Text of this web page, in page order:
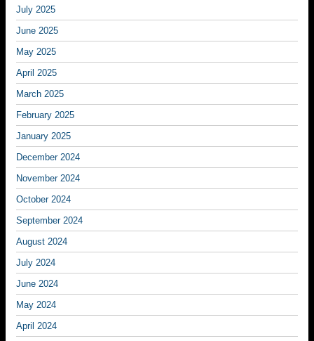
July 2025
June 2025
May 2025
April 2025
March 2025
February 2025
January 2025
December 2024
November 2024
October 2024
September 2024
August 2024
July 2024
June 2024
May 2024
April 2024